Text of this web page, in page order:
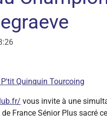
P'tit Quinquin Tourcoing
vous invite à une
France Sénior Plus sacré